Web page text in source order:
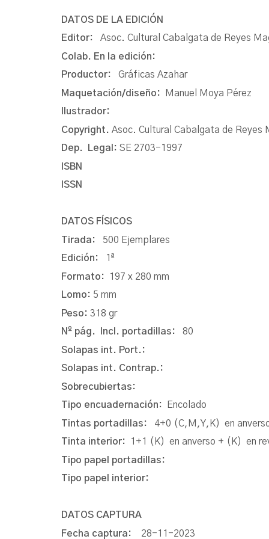
DATOS DE LA EDICIÓN
Editor: Asoc. Cultural Cabalgata de Reyes
Colab. En la edición:
Productor: Gráficas Azahar
Maquetación/diseño:
Manuel Moya Pérez
Ilustrador:
Copyright. Asoc. Cultural Cabalgata de Reyes
Dep. Legal: SE 2703-1997
ISBN
ISSN
DATOS FÍSICOS
Tirada: 500 Ejemplares
Edición:
1ª
Formato:
197 x 280 mm
Lomo: 5 mm
Peso: 318 gr
Nº pág. Incl. portadillas: 80
Solapas int. Port.:
Solapas int. Contrap.:
Sobrecubiertas:
Tipo encuadernación:
Encolado
Tintas portadillas: 4+0 (C,M,Y,K) en
Tinta interior:
1+1 (K) en anverso + (K) en
Tipo papel portadillas:
Tipo papel interior:
DATOS CAPTURA
Fecha captura: 28-11-2023